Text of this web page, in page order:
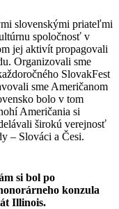
slovenskými priateľmi
spoločnosť v
jej aktivít propagovali
Organizovali sme
SlovakFest
sme Američanom
bolo v tom
Američania si
širokú verejnosť
– Slováci a Česi.
si bol po
konzula
Illinois.